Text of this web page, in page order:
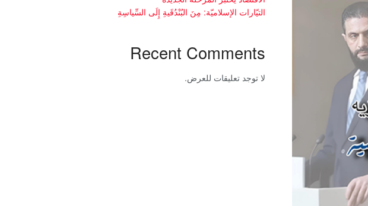
التيّارات الإسلاميّة: مِنَ البُنْدُقَيةِ إِلَى السِّياسِةِ
Recent Comments
لا توجد تعليقات للعرض.